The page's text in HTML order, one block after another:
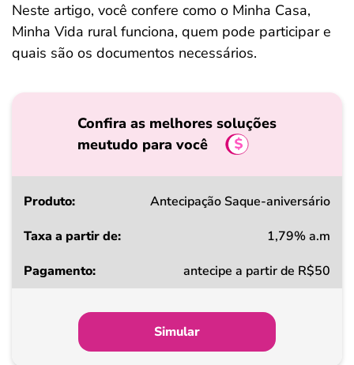
Neste artigo, você confere como o Minha Casa,
Minha Vida rural funciona, quem pode participar e
quais são os documentos necessários.
Confira as melhores soluções
meutudo para você
Produto
a
Antecipação Saque-aniversário
1,79% a.m
antecipe a partir de R$50
Simular